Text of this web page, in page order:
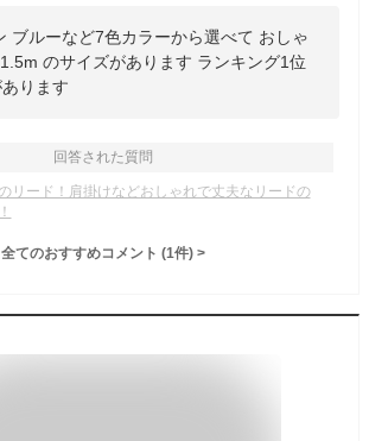
ブルーなど7色カラーから選べて おしゃ
のサイズがあります ランキング1位
ります
回答された質問
リード！肩掛けなどおしゃれで丈夫なリードの
全てのおすすめコメント (1件) >